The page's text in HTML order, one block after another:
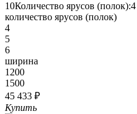
10Количество ярусов (полок):4
количество ярусов (полок)
4
5
6
ширина
1200
1500
45 433 ₽
Купить